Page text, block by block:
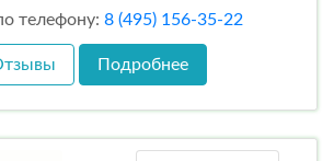
телефону: 8 (495) 156-35-22
Подробнее